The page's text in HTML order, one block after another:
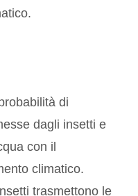
di
dagli insetti e
con il
climatico.
trasmettono le